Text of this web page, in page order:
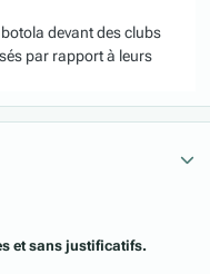
devant des clubs
par rapport à leurs
et sans justificatifs.